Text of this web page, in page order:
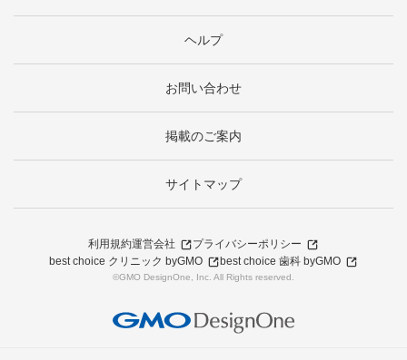
ヘルプ
お問い合わせ
掲載のご案内
サイトマップ
利用規約運営会社
プライバシーポリシー
best choice クリニック byGMO
best choice 歯科 byGMO
©GMO DesignOne, Inc. All Rights reserved.